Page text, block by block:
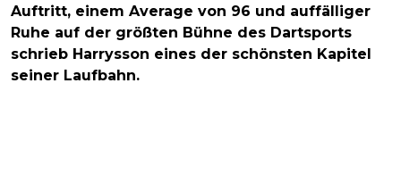
Auftritt, einem Average von 96 und auffälliger
Ruhe auf der größten Bühne des Dartsports
schrieb Harrysson eines der schönsten Kapitel
seiner Laufbahn.